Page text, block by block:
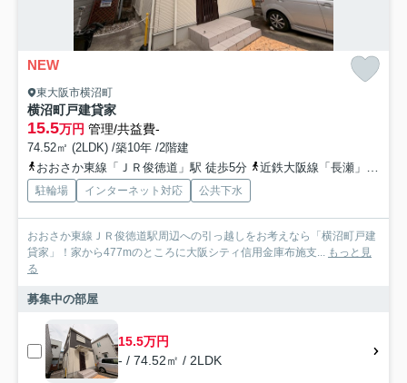
NEW
東大阪市横沼町
横沼町戸建貸家
15.5万円 管理/共益費-
74.52㎡ (2LDK) /築10年 /2階建
おおさか東線「ＪＲ俊徳道」駅 徒歩5分
近鉄大阪線「長瀬」駅 徒歩10分
駐輪場 インターネット対応 公共下水
おおさか東線ＪＲ俊徳道駅周辺への引っ越しをお考えなら「横沼町戸建
貸家」！家から477mのところに大阪シティ信用金庫布施支... もっと見
る
募集中の部屋
15.5万円
- / 74.52㎡ / 2LDK